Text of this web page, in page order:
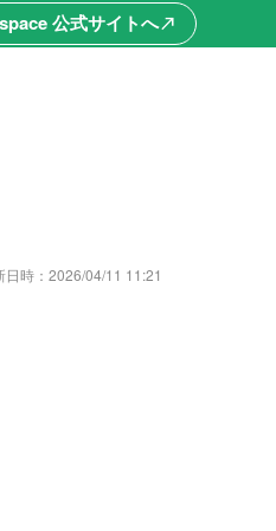
公式サイトへnorth_east
時： 2026/04/11 11:21